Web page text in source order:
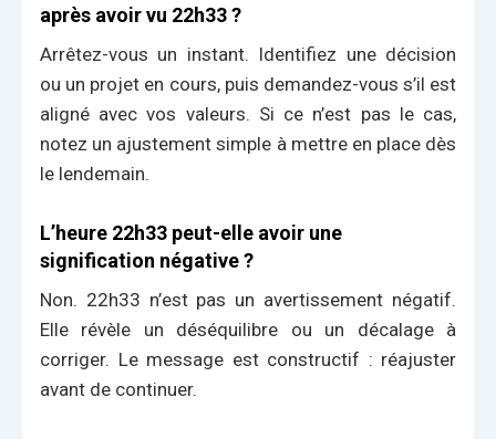
après avoir vu 22h33 ?
Arrêtez-vous un instant. Identifiez une décision
ou un projet en cours, puis demandez-vous s’il est
aligné avec vos valeurs. Si ce n’est pas le cas,
notez un ajustement simple à mettre en place dès
le lendemain.
L’heure 22h33 peut-elle avoir une
signification négative ?
Non. 22h33 n’est pas un avertissement négatif.
Elle révèle un déséquilibre ou un décalage à
corriger. Le message est constructif : réajuster
avant de continuer.